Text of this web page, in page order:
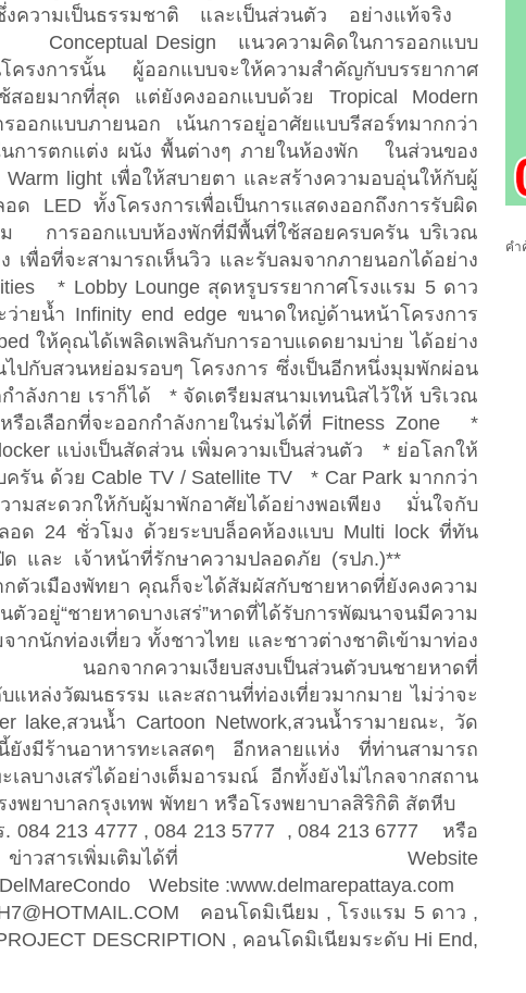
งความเป็นธรรมชาติ และเป็นส่วนตัว อย่างแท้จริง
Conceptual Design แนวความคิดในการออกแบบ
รงการนั้น ผู้ออกแบบจะให้ความสำคัญกับบรรยากาศ
สอยมากที่สุด แต่ยังคงออกแบบด้วย Tropical Modern
ออกแบบภายนอก เน้นการอยู่อาศัยแบบรีสอร์ทมากกว่า
นการตกแต่ง ผนัง พื้นต่างๆ ภายในห้องพัก ในส่วนของ
light เพื่อให้สบายตา และสร้างความอบอุ่นให้กับผู้
ด LED ทั้งโครงการเพื่อเป็นการแสดงออกถึงการรับผิด
การออกแบบห้องพักที่มีพื้นที่ใช้สอยครบครัน บริเวณ
เพื่อที่จะสามารถเห็นวิว และรับลมจากภายนอกได้อย่าง
* Lobby Lounge สุดหรูบรรยากาศโรงแรม 5 ดาว
ยน้ำ Infinity end edge ขนาดใหญ่ด้านหน้าโครงการ
ให้คุณได้เพลิดเพลินกับการอาบแดดยามบ่าย ได้อย่าง
วนหย่อมรอบๆ โครงการ ซึ่งเป็นอีกหนึ่งมุมพักผ่อน
ลังกาย เราก็ได้ * จัดเตรียมสนามเทนนิสไว้ให้ บริเวณ
รือเลือกที่จะออกกำลังกายในร่มได้ที่ Fitness Zone *
แบ่งเป็นสัดส่วน เพิ่มความเป็นส่วนตัว * ย่อโลกให้
รัน ด้วย Cable TV / Satellite TV * Car Park มากกว่า
ามสะดวกให้กับผู้มาพักอาศัยได้อย่างพอเพียง มั่นใจกับ
อด 24 ชั่วโมง ด้วยระบบล็อคห้องแบบ Multi lock ที่ทัน
ด และ เจ้าหน้าที่รักษาความปลอดภัย (รปภ.)**
ตัวเมืองพัทยา คุณก็จะได้สัมผัสกับชายหาดที่ยังคงความ
ตัวอยู่“ชายหาดบางเสร่”หาดที่ได้รับการพัฒนาจนมีความ
ากนักท่องเที่ยว ทั้งชาวไทย และชาวต่างชาติเข้ามาท่อง
นอกจากความเงียบสงบเป็นส่วนตัวบนชายหาดที่
แหล่งวัฒนธรรม และสถานที่ท่องเที่ยวมากมาย ไม่ว่าจะ
lake,สวนน้ำ Cartoon Network,สวนน้ำรามายณะ, วัด
งมีร้านอาหารทะเลสดๆ อีกหลายแห่ง ที่ท่านสามารถ
เลบางเสร่ได้อย่างเต็มอารมณ์ อีกทั้งยังไม่ไกลจากสถาน
งพยาบาลกรุงเทพ พัทยา หรือโรงพยาบาลสิริกิติ สัตหีบ
084 213 4777 , 084 213 5777 , 084 213 6777 หรือ
ข่าวสารเพิ่มเติมได้ที่ Website
Website :www.delmarepattaya.com
คอนโดมิเนียม , โรงแรม 5 ดาว ,
DESCRIPTION , คอนโดมิเนียมระดับ Hi End,
คำ